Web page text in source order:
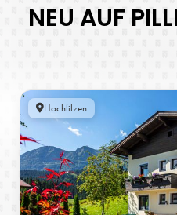
NEU AUF
Hochfilzen